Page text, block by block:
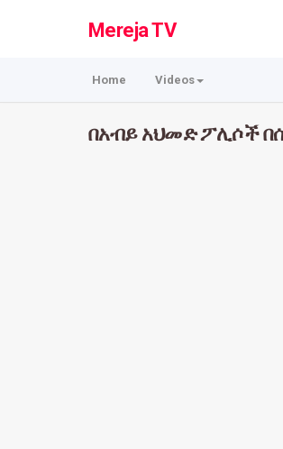
Mereja TV
Home Videos
በአብይ አህመድ ፖሊሶች